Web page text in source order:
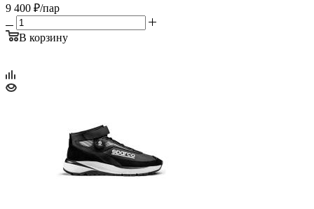
9 400 ₽/пар
В корзину